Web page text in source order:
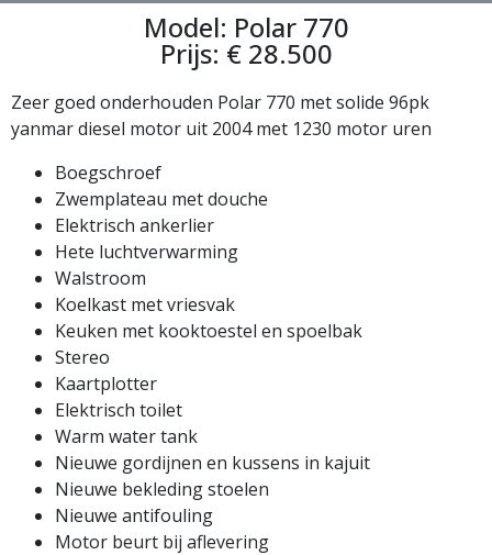
Model: Polar 770
Prijs: € 28.500
Zeer goed onderhouden Polar 770 met solide 96pk
yanmar diesel motor uit 2004 met 1230 motor uren
Boegschroef
Zwemplateau met douche
Elektrisch ankerlier
Hete luchtverwarming
Walstroom
Koelkast met vriesvak
Keuken met kooktoestel en spoelbak
Stereo
Kaartplotter
Elektrisch toilet
Warm water tank
Nieuwe gordijnen en kussens in kajuit
Nieuwe bekleding stoelen
Nieuwe antifouling
Motor beurt bij aflevering